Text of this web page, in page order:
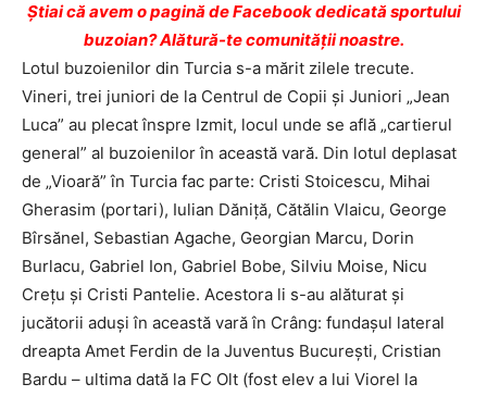
Ştiai că avem o pagină de Facebook dedicată sportului
buzoian? Alătură-te comunității noastre.
Lotul buzoienilor din Turcia s-a mărit zilele trecute.
Vineri, trei juniori de la Centrul de Copii şi Juniori „Jean
Luca” au plecat înspre Izmit, locul unde se află „cartierul
general” al buzoienilor în această vară. Din lotul deplasat
de „Vioară” în Turcia fac parte: Cristi Stoicescu, Mihai
Gherasim (portari), Iulian Dăniţă, Cătălin Vlaicu, George
Bîrsănel, Sebastian Agache, Georgian Marcu, Dorin
Burlacu, Gabriel Ion, Gabriel Bobe, Silviu Moise, Nicu
Creţu şi Cristi Pantelie. Acestora li s-au alăturat şi
jucătorii aduşi în această vară în Crâng: fundaşul lateral
dreapta Amet Ferdin de la Juventus Bucureşti, Cristian
Bardu – ultima dată la FC Olt (fost elev a lui Viorel la